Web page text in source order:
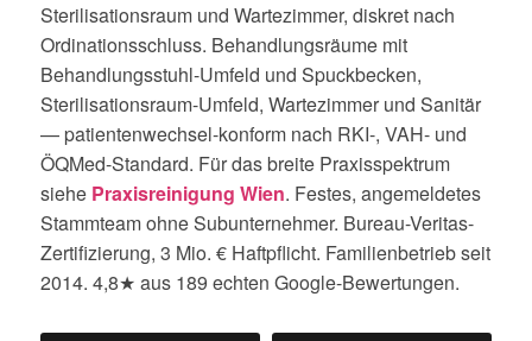
Sterilisationsraum und Wartezimmer, diskret nach
Ordinationsschluss. Behandlungsräume mit
Behandlungsstuhl-Umfeld und Spuckbecken,
Sterilisationsraum-Umfeld, Wartezimmer und Sanitär
— patientenwechsel-konform nach RKI-, VAH- und
ÖQMed-Standard. Für das breite Praxisspektrum
siehe Praxisreinigung Wien. Festes, angemeldetes
Stammteam ohne Subunternehmer. Bureau-Veritas-
Zertifizierung, 3 Mio. € Haftpflicht. Familienbetrieb seit
2014. 4,8★ aus 189 echten Google-Bewertungen.